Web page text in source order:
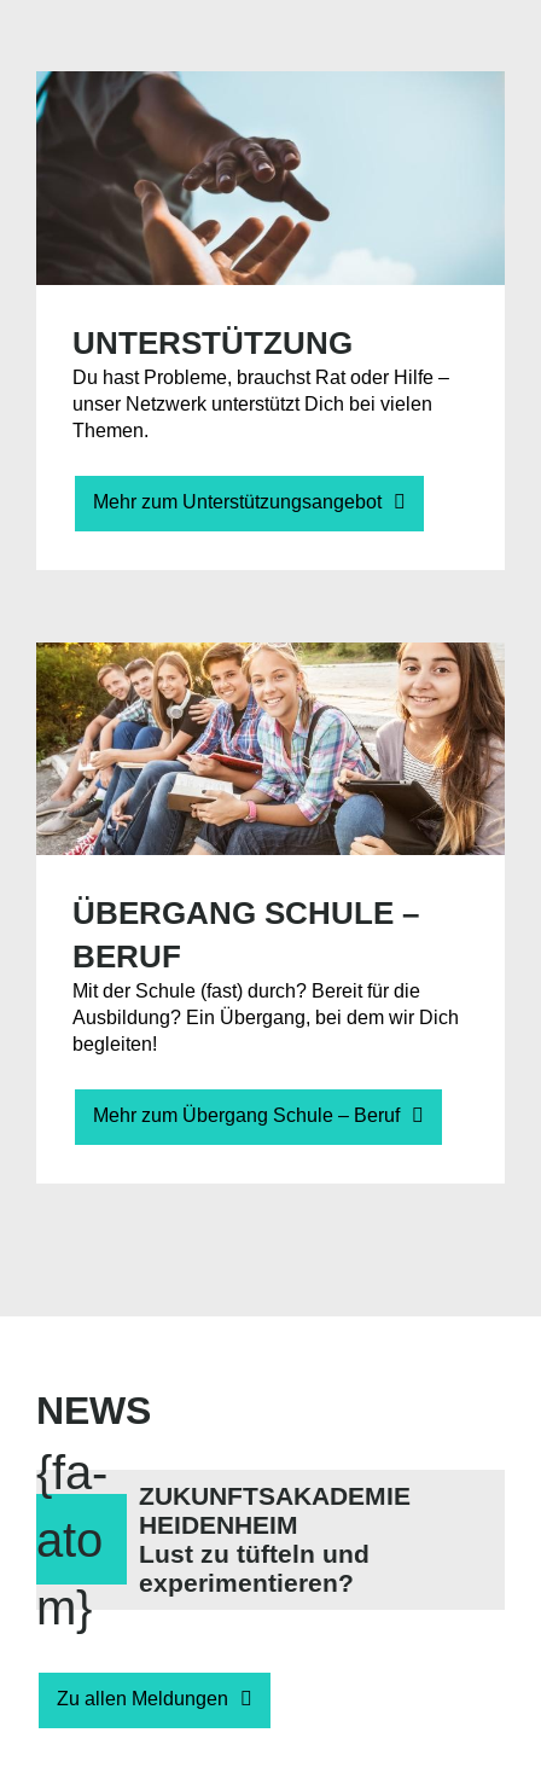
UNTERSTÜTZUNG
Du hast Probleme, brauchst Rat oder Hilfe –
unser Netzwerk unterstützt Dich bei vielen
Themen.
Mehr zum Unterstützungsangebot
ÜBERGANG SCHULE –
BERUF
Mit der Schule (fast) durch? Bereit für die
Ausbildung? Ein Übergang, bei dem wir Dich
begleiten!
Mehr zum Übergang Schule – Beruf
NEWS
ZUKUNFTSAKADEMIE
HEIDENHEIM
Lust zu tüfteln und
experimentieren?
{fa-
ato
m}
Zu allen Meldungen